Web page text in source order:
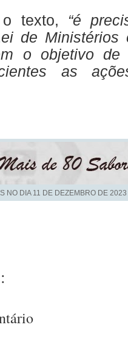
texto, “é
de Ministérios
o objetivo de
as
NO DIA 11 DE DEZEMBRO DE 2023